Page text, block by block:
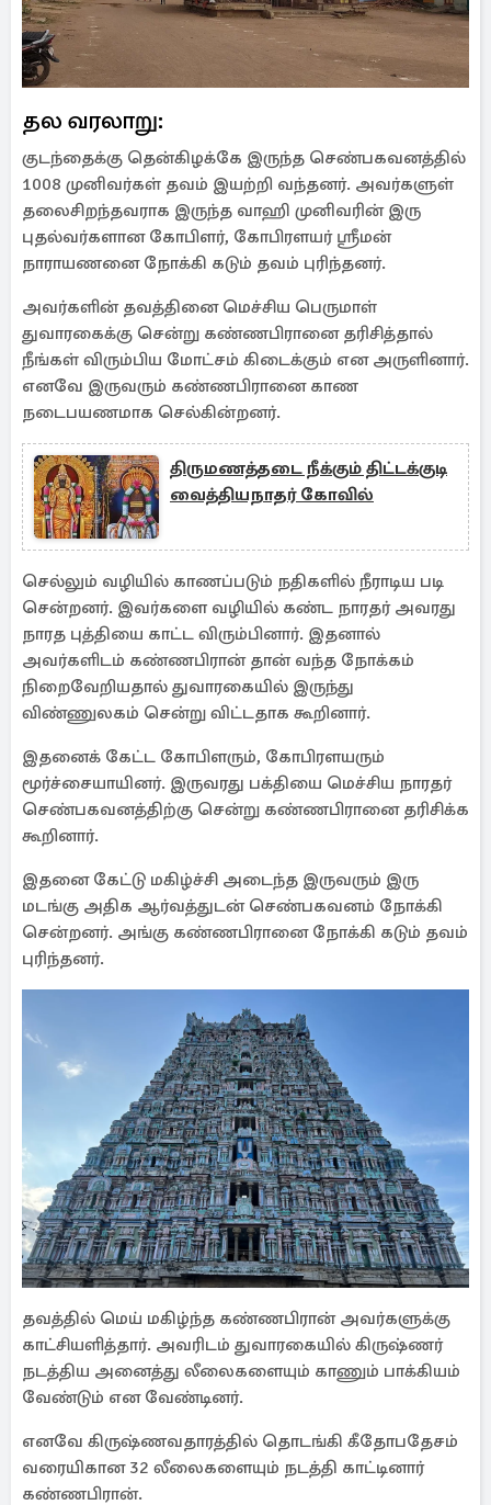
தல வரலாறு:
குடந்தைக்கு தென்கிழக்கே இருந்த செண்பகவனத்தில்
1008 முனிவர்கள் தவம் இயற்றி வந்தனர். அவர்களுள்
தலைசிறந்தவராக இருந்த வாஹி முனிவரின் இரு
புதல்வர்களான கோபிளர், கோபிரளயர் ஸ்ரீமன்
நாராயணனை நோக்கி கடும் தவம் புரிந்தனர்.
அவர்களின் தவத்தினை மெச்சிய பெருமாள்
துவாரகைக்கு சென்று கண்ணபிரானை தரிசித்தால்
நீங்கள் விரும்பிய மோட்சம் கிடைக்கும் என அருளினார்.
எனவே இருவரும் கண்ணபிரானை காண
நடைபயணமாக செல்கின்றனர்.
திருமணத்தடை நீக்கும் திட்டக்குடி
வைத்தியநாதர் கோவில்
செல்லும் வழியில் காணப்படும் நதிகளில் நீராடிய படி
சென்றனர். இவர்களை வழியில் கண்ட நாரதர் அவரது
நாரத புத்தியை காட்ட விரும்பினார். இதனால்
அவர்களிடம் கண்ணபிரான் தான் வந்த நோக்கம்
நிறைவேறியதால் துவாரகையில் இருந்து
விண்ணுலகம் சென்று விட்டதாக கூறினார்.
இதனைக் கேட்ட கோபிளரும், கோபிரளயரும்
மூர்ச்சையாயினர். இருவரது பக்தியை மெச்சிய நாரதர்
செண்பகவனத்திற்கு சென்று கண்ணபிரானை தரிசிக்க
கூறினார்.
இதனை கேட்டு மகிழ்ச்சி அடைந்த இருவரும் இரு
மடங்கு அதிக ஆர்வத்துடன் செண்பகவனம் நோக்கி
சென்றனர். அங்கு கண்ணபிரானை நோக்கி கடும் தவம்
புரிந்தனர்.
தவத்தில் மெய் மகிழ்ந்த கண்ணபிரான் அவர்களுக்கு
காட்சியளித்தார். அவரிடம் துவாரகையில் கிருஷ்ணர்
நடத்திய அனைத்து லீலைகளையும் காணும் பாக்கியம்
வேண்டும் என வேண்டினர்.
எனவே கிருஷ்ணவதாரத்தில் தொடங்கி கீதோபதேசம்
வரையிகான 32 லீலைகளையும் நடத்தி காட்டினார்
கண்ணபிரான்.